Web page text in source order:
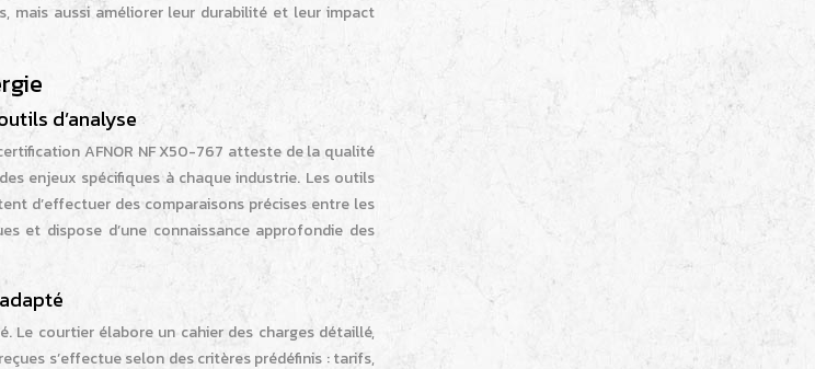
mais aussi améliorer leur durabilité et leur impact
d’analyse
AFNOR NF X50-767 atteste de la qualité
enjeux spécifiques à chaque industrie. Les outils
d’effectuer des comparaisons précises entre les
et dispose d’une connaissance approfondie des
Le courtier élabore un cahier des charges détaillé,
s’effectue selon des critères prédéfinis : tarifs,